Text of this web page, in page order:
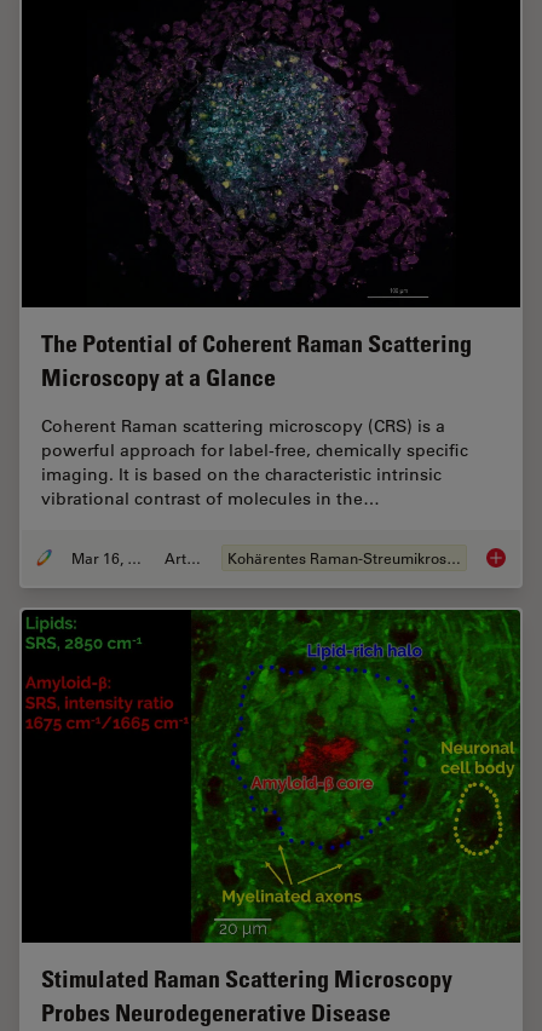
The Potential of Coherent Raman Scattering
Microscopy at a Glance
Coherent Raman scattering microscopy (CRS) is a
powerful approach for label-free, chemically specific
imaging. It is based on the characteristic intrinsic
vibrational contrast of molecules in the…
Mar 16, 2022 Artikel Kohärentes Raman-Streumikroskop (CRS) The
Stimulated Raman Scattering Microscopy
Probes Neurodegenerative Disease